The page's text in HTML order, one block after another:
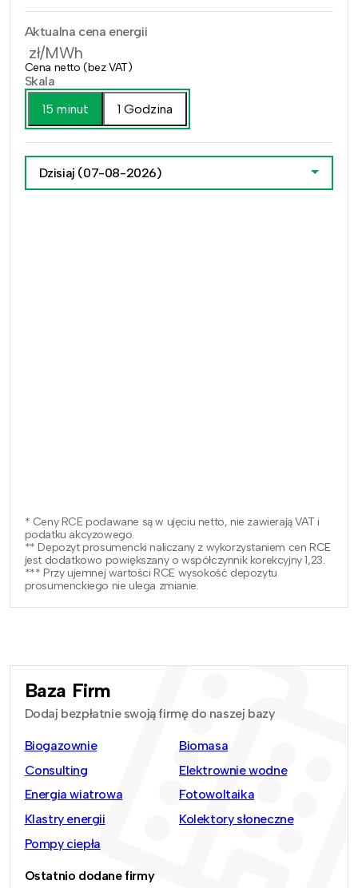
Aktualna cena energii
zł/MWh
Cena netto (bez VAT)
Skala
15 minut
1 Godzina
Dzisiaj (07-08-2026)
* Ceny RCE podawane są w ujęciu netto, nie zawierają VAT i
podatku akcyzowego.
** Depozyt prosumencki naliczany z wykorzystaniem cen RCE
jest dodatkowo powiększany o współczynnik korekcyjny 1,23.
*** Przy ujemnej wartości RCE wysokość depozytu
prosumenckiego nie ulega zmianie.
Baza Firm
Dodaj bezpłatnie swoją firmę do naszej bazy
Biogazownie
Biomasa
Consulting
Elektrownie wodne
Energia wiatrowa
Fotowoltaika
Klastry energii
Kolektory słoneczne
Pompy ciepła
Ostatnio dodane firmy